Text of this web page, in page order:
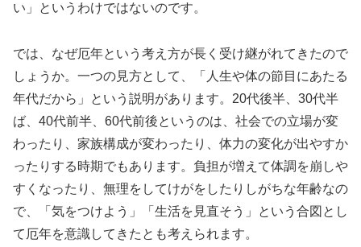
い」というわけではないのです。
では、なぜ厄年という考え方が長く受け継がれてきたので
しょうか。一つの見方として、「人生や体の節目にあたる
年代だから」という説明があります。20代後半、30代半
ば、40代前半、60代前後というのは、社会での立場が変
わったり、家族構成が変わったり、体力の変化が出やすか
ったりする時期でもあります。負担が増えて体調を崩しや
すくなったり、無理をしてけがをしたりしがちな年齢なの
で、「気をつけよう」「生活を見直そう」という合図とし
て厄年を意識してきたとも考えられます。